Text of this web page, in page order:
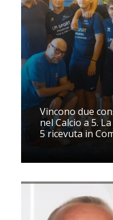
Vincono due
nel Calcio a 5.
5 ricevuta in